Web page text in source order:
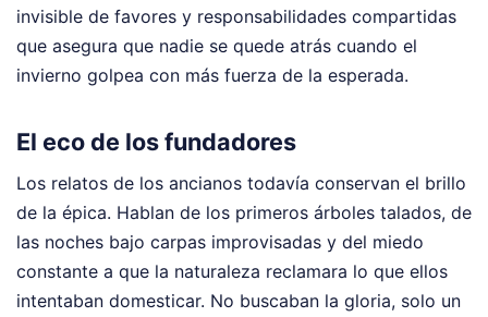
invisible de favores y responsabilidades compartidas
que asegura que nadie se quede atrás cuando el
invierno golpea con más fuerza de la esperada.
El eco de los fundadores
Los relatos de los ancianos todavía conservan el brillo
de la épica. Hablan de los primeros árboles talados, de
las noches bajo carpas improvisadas y del miedo
constante a que la naturaleza reclamara lo que ellos
intentaban domesticar. No buscaban la gloria, solo un